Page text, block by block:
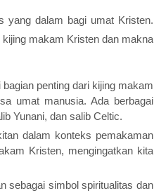
yang dalam bagi umat Kristen.
makam Kristen dan makna
penting dari kijing makam
umat manusia. Ada berbagai
Yunani, dan salib Celtic.
dalam konteks pemakaman
Kristen, mengingatkan kita
sebagai simbol spiritualitas dan